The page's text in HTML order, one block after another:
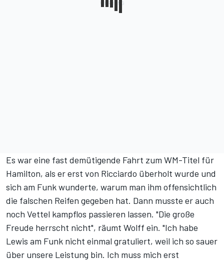
Es war eine fast demütigende Fahrt zum WM-Titel für
Hamilton, als er erst von Ricciardo überholt wurde und
sich am Funk wunderte, warum man ihm offensichtlich
die falschen Reifen gegeben hat. Dann musste er auch
noch Vettel kampflos passieren lassen. "Die große
Freude herrscht nicht", räumt Wolff ein. "Ich habe
Lewis am Funk nicht einmal gratuliert, weil ich so sauer
über unsere Leistung bin. Ich muss mich erst